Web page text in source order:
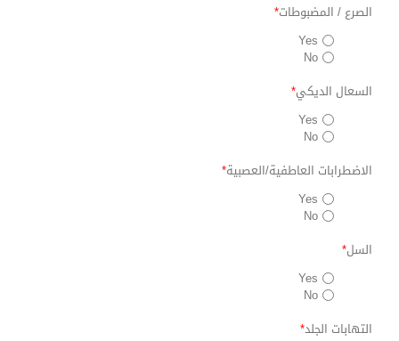
الصرع / المضبوطات*
Yes
No
السعال الديكي*
Yes
No
الاضطرابات العاطفية/العصبية*
Yes
No
السل*
Yes
No
التهابات الجلد*